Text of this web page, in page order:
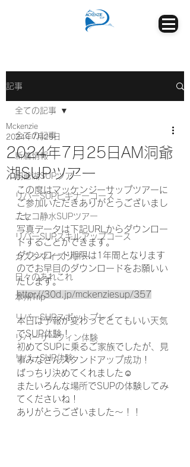
記事
全ての記事
新着情報
洞爺湖SUPツアー
リバーSUPビギナーコース
ニセコ静水SUPツアー
リバーSUPスキルアップコース
カスタマイズツアー
日々のあれこれ
本州Trip
リバーSUPスポットプレイ
リバーサーフィン体験
リバーSUP体験
全ての記事
2024年7月25日AM洞爺
湖SUPツアー
Mckenzie
2024年7月25日
この度はマッケンジーサップツアーに
ご参加いただきありがとうございまし
た。
写真データは下記URLからダウンロー
ドすることができます。
ダウンロード期限は1年間となります
のでお早目のダウンロードをお願いい
たします。
http://30d.jp/mckenziesup/357
本日は予報が変わってとてもいい天気
でSUP体験！
初めてSUPに乗るご家族でしたが、見
事みなさんスタンドアップ成功！
ばっちり決めてくれました☺
またいろんな場所でSUPの体験してみ
てくださいね！
ありがとうございました～！！